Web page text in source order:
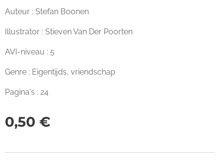
Auteur : Stefan Boonen
Illustrator : Stieven Van Der Poorten
AVI-niveau : 5
Genre : Eigentijds, vriendschap
Pagina's : 24
0,50 €